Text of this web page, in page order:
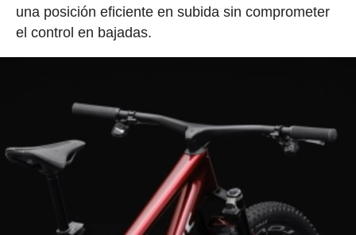
una posición eficiente en subida sin comprometer
el control en bajadas.